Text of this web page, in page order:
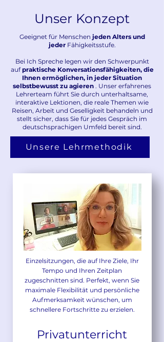
Unser Konzept
Geeignet für Menschen jeden Alters und
jederFähigkeitsstufe.
Bei Ich Spreche legen wir den Schwerpunkt
aufpraktische Konversationsfähigkeiten, die
Ihnen ermöglichen, in jeder Situation
selbstbewusst zu agieren . Unser erfahrenes
Lehrerteam führt Sie durch unterhaltsame,
interaktive Lektionen, die reale Themen wie
Reisen, Arbeit und Geselligkeit behandeln und
stellt sicher, dass Sie für jedes Gespräch im
deutschsprachigen Umfeld bereit sind.
Unsere Lehrmethodik
Einzelsitzungen, die auf Ihre Ziele, Ihr
Tempo und Ihren Zeitplan
zugeschnitten sind. Perfekt, wenn Sie
maximale Flexibilität und persönliche
Aufmerksamkeit wünschen, um
schnellere Fortschritte zu erzielen.
Privatunterricht